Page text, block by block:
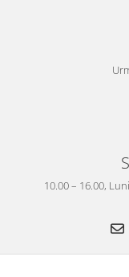
10.00 – 16.00,